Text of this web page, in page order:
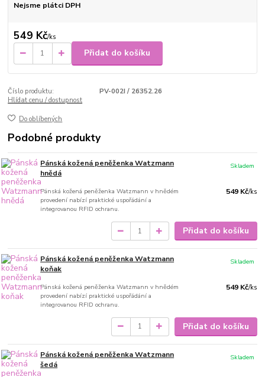
Nejsme plátci DPH
549 Kč/ks
Přidat do košíku
Číslo produktu:
PV-002I / 26352.26
Hlídat cenu / dostupnost
Do oblíbených
Podobné produkty
Pánská kožená peněženka Watzmann
hnědá
Pánská kožená peněženka Watzmann v hnědém
provedení nabízí praktické uspořádání a
integrovanou RFID ochranu.
549 Kč/ks
Skladem
Přidat do košíku
Pánská kožená peněženka Watzmann
koňak
Pánská kožená peněženka Watzmann v hnědém
provedení nabízí praktické uspořádání a
integrovanou RFID ochranu.
549 Kč/ks
Skladem
Přidat do košíku
Pánská kožená peněženka Watzmann
šedá
Skladem